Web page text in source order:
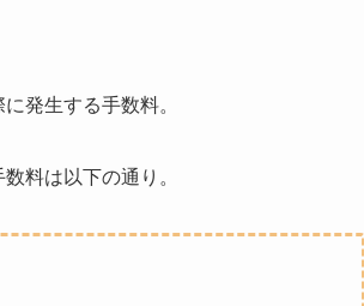
発生する手数料。
料は以下の通り。